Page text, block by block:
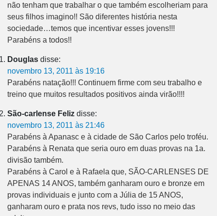
não tenham que trabalhar o que também escolheriam para
seus filhos imagino!! São diferentes história nesta
sociedade…temos que incentivar esses jovens!!!
Parabéns a todos!!
Douglas disse:
novembro 13, 2011 às 19:16
Parabéns natação!!! Continuem firme com seu trabalho e
treino que muitos resultados positivos ainda virão!!!!
São-carlense Feliz disse:
novembro 13, 2011 às 21:46
Parabéns à Apanasc e à cidade de São Carlos pelo troféu.
Parabéns à Renata que seria ouro em duas provas na 1a.
divisão também.
Parabéns à Carol e à Rafaela que, SÃO-CARLENSES DE
APENAS 14 ANOS, também ganharam ouro e bronze em
provas individuais e junto com a Júlia de 15 ANOS,
ganharam ouro e prata nos revs, tudo isso no meio das